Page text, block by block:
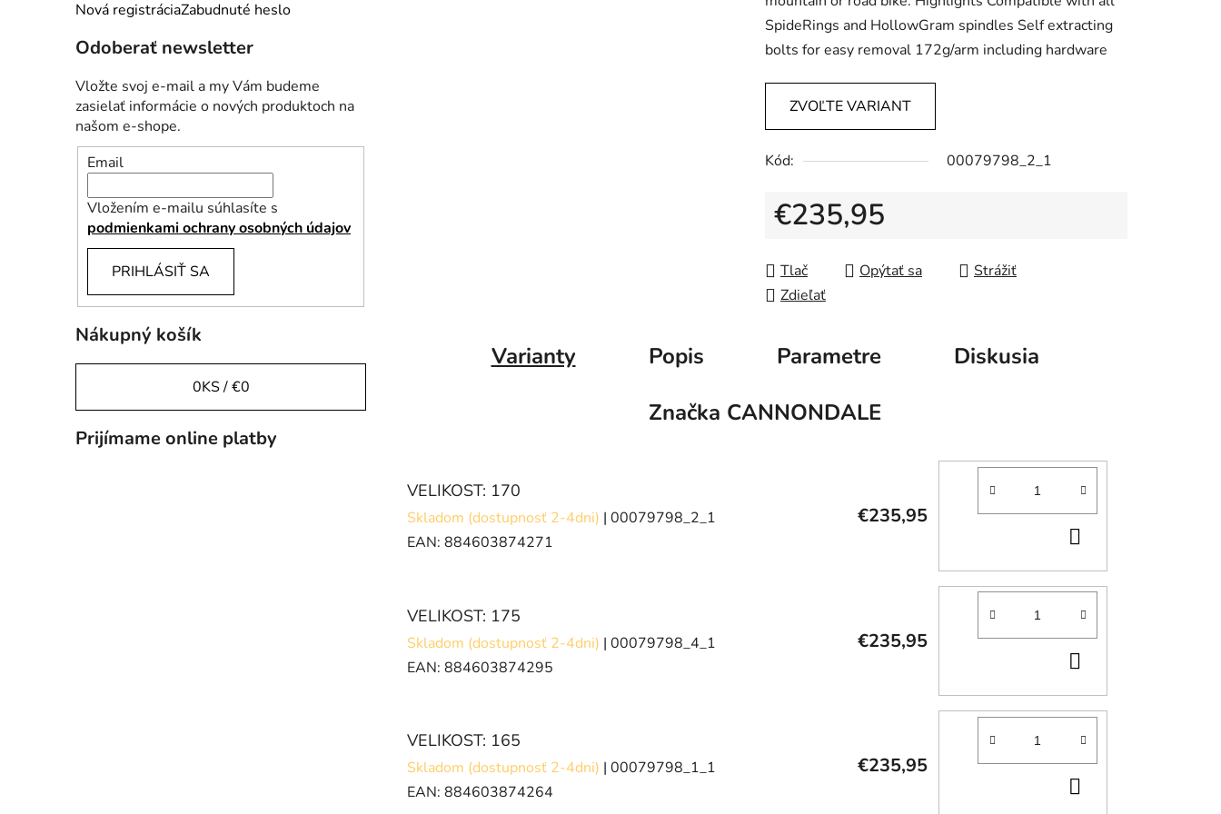
Nová registráciaZabudnuté heslo
Odoberať newsletter
Vložte svoj e-mail a my Vám budeme
zasielať informácie o nových produktoch na
našom e-shope.
Email
Vložením e-mailu súhlasíte s
podmienkami ochrany osobných údajov
PRIHLÁSIŤ SA
Nákupný košík
0KS /€0
Prijímame online platby
SpideRings and HollowGram spindles Self extracting
bolts for easy removal 172g/arm including hardware
ZVOĽTE VARIANT
Kód: 00079798_2_1
€235,95
Tlač
Opýtať sa
Strážiť
Zdieľať
Varianty Popis Parametre
Diskusia
Značka CANNONDALE
VELIKOST: 170
Skladom (dostupnosť 2-4dni) | 00079798_2_1
EAN: 884603874271
€235,95
KOŠÍKA
VELIKOST: 175
Skladom (dostupnosť 2-4dni) | 00079798_4_1
EAN: 884603874295
€235,95
KOŠÍKA
VELIKOST: 165
Skladom (dostupnosť 2-4dni) | 00079798_1_1
EAN: 884603874264
€235,95